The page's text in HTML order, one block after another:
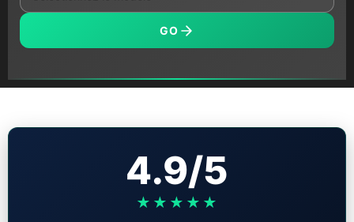
GO
4.9/5
★★★★★